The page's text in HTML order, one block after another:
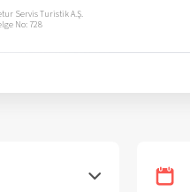
Servis Turistik A.Ş.
No: 728